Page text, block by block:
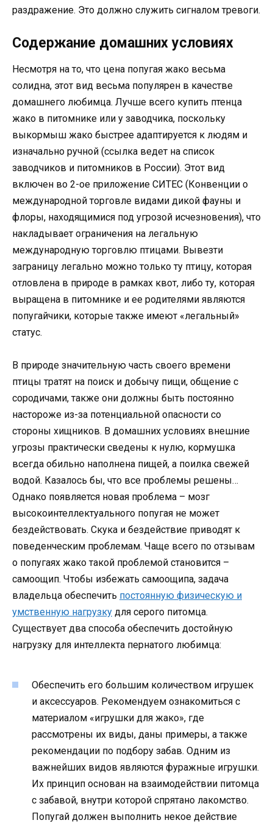
раздражение. Это должно служить сигналом тревоги.
Содержание домашних условиях
Несмотря на то, что цена попугая жако весьма
солидна, этот вид весьма популярен в качестве
домашнего любимца. Лучше всего купить птенца
жако в питомнике или у заводчика, поскольку
выкормыш жако быстрее адаптируется к людям и
изначально ручной (ссылка ведет на список
заводчиков и питомников в России). Этот вид
включен во 2-ое приложение СИТЕС (Конвенции о
международной торговле видами дикой фауны и
флоры, находящимися под угрозой исчезновения), что
накладывает ограничения на легальную
международную торговлю птицами. Вывезти
заграницу легально можно только ту птицу, которая
отловлена в природе в рамках квот, либо ту, которая
выращена в питомнике и ее родителями являются
попугайчики, которые также имеют «легальный»
статус.
В природе значительную часть своего времени
птицы тратят на поиск и добычу пищи, общение с
сородичами, также они должны быть постоянно
настороже из-за потенциальной опасности со
стороны хищников. В домашних условиях внешние
угрозы практически сведены к нулю, кормушка
всегда обильно наполнена пищей, а поилка свежей
водой. Казалось бы, что все проблемы решены…
Однако появляется новая проблема – мозг
высокоинтеллектуального попугая не может
бездействовать. Скука и бездействие приводят к
поведенческим проблемам. Чаще всего по отзывам
о попугаях жако такой проблемой становится –
самоощип. Чтобы избежать самоощипа, задача
владельца обеспечить постоянную физическую и
умственную нагрузку для серого питомца.
Существует два способа обеспечить достойную
нагрузку для интеллекта пернатого любимца:
Обеспечить его большим количеством игрушек
и аксессуаров. Рекомендуем ознакомиться с
материалом «игрушки для жако», где
рассмотрены их виды, даны примеры, а также
рекомендации по подбору забав. Одним из
важнейших видов являются фуражные игрушки.
Их принцип основан на взаимодействии питомца
с забавой, внутри которой спрятано лакомство.
Попугай должен выполнить некое действие